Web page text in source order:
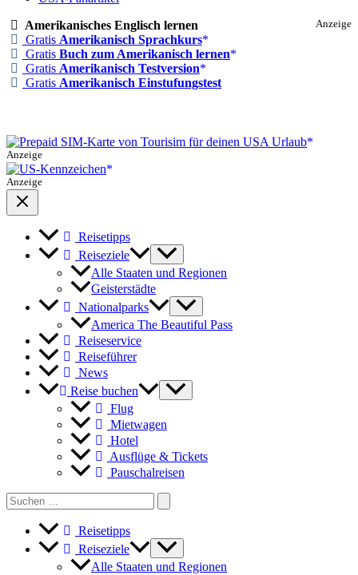
Anzeige
Amerikanisches Englisch lernen
Gratis Amerikanisch Sprachkurs
Gratis Buch zum Amerikanisch lernen
Gratis Amerikanisch Testversion
Gratis Amerikanisch Einstufungstest
Anzeige
Anzeige
Reisetipps
Reiseziele
Alle Staaten und Regionen
Geisterstädte
Nationalparks
America The Beautiful Pass
Reiseservice
Reiseführer
News
Reise buchen
Flug
Mietwagen
Hotel
Ausflüge & Tickets
Pauschalreisen
Search
for:
Reisetipps
Reiseziele
Alle Staaten und Regionen